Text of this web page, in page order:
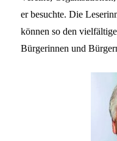
er besuchte. Die
können so den
Bürgerinnen und